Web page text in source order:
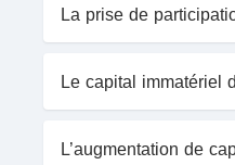
La prise de
Le capital immatériel
L’augmentation de